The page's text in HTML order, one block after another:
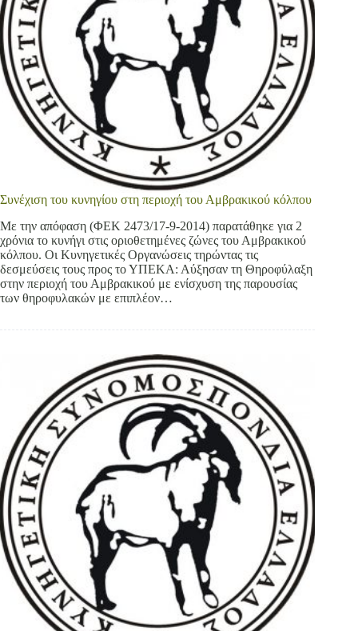
Συνέχιση του κυνηγίου στη περιοχή του Αμβρακικού κόλπου
Με την απόφαση (ΦΕΚ 2473/17-9-2014) παρατάθηκε για 2
χρόνια το κυνήγι στις οριοθετημένες ζώνες του Αμβρακικού
κόλπου. Οι Κυνηγετικές Οργανώσεις τηρώντας τις
δεσμεύσεις τους προς το ΥΠΕΚΑ: Αύξησαν τη Θηροφύλαξη
στην περιοχή του Αμβρακικού με ενίσχυση της παρουσίας
των θηροφυλακών με επιπλέον…